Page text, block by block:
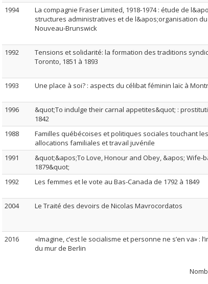
1994
La compagnie Fraser Limited, 1918-1974 : étude de
structures administratives et de l&apos;organisation
Nouveau-Brunswick
1992
Tensions et solidarité: la formation des traditions
Toronto, 1851 à 1893
1993
Une place à soi? : aspects du célibat féminin laïc à
1996
&quot;To indulge their carnal appetites&quot; :
1842
1988
Familles québécoises et politiques sociales touchant
allocations familiales et travail juvénile
1991
&quot;&apos;To Love, Honour and Obey, &apos; Wife-
1879&quot;
1992
Les femmes et le vote au Bas-Canada de 1792 à 1849
2004
Le Traité des devoirs de Nicolas Mavrocordatos
2016
«Imagine, c’est le socialisme et personne ne s’en va»
du mur de Berlin